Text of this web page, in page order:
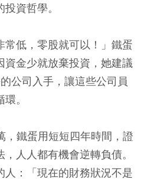
資哲學。
常低，零股就可以！」鐵蛋
資金少就放棄投資，她建議
公司入手，讓這些公司員
。
鐵蛋用短短四年時間，證
人人都有機會逆轉負債。
：「現在的財務狀況不是